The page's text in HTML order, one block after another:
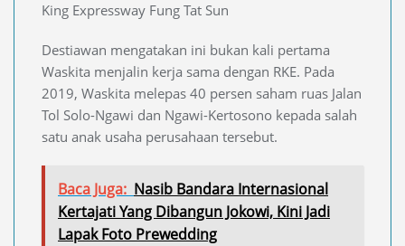
King Expressway Fung Tat Sun
Destiawan mengatakan ini bukan kali pertama
Waskita menjalin kerja sama dengan RKE. Pada
2019, Waskita melepas 40 persen saham ruas Jalan
Tol Solo-Ngawi dan Ngawi-Kertosono kepada salah
satu anak usaha perusahaan tersebut.
Baca Juga: Nasib Bandara Internasional
Kertajati Yang Dibangun Jokowi, Kini Jadi
Lapak Foto Prewedding